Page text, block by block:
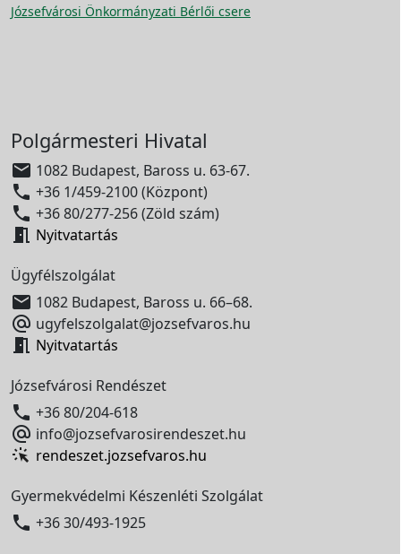
Józsefvárosi Önkormányzati Bérlői csere
Polgármesteri Hivatal
 1082 Budapest, Baross u. 63-67.
 +36 1/459-2100 (Központ)
 +36 80/277-256 (Zöld szám)
 Nyitvatartás
Ügyfélszolgálat
 1082 Budapest, Baross u. 66–68.
 ugyfelszolgalat@jozsefvaros.hu
 Nyitvatartás
Józsefvárosi Rendészet
 +36 80/204-618
 info@jozsefvarosirendeszet.hu
rendeszet.jozsefvaros.hu
Gyermekvédelmi Készenléti Szolgálat
 +36 30/493-1925